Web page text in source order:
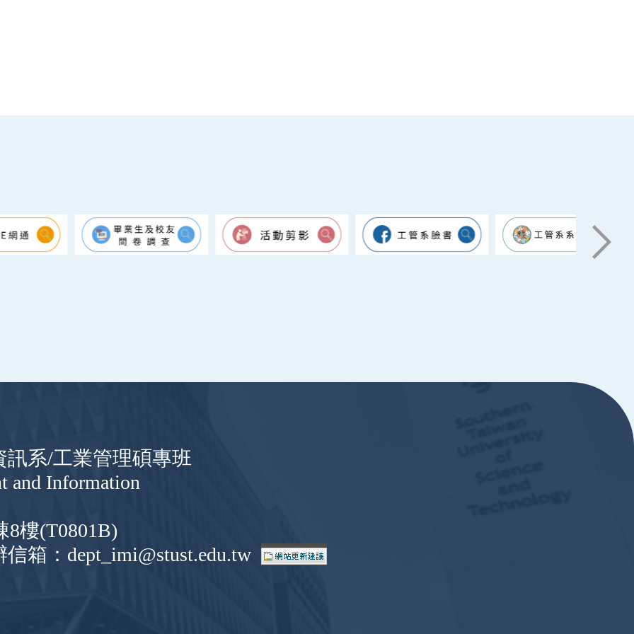
系/工業管理碩專班
and Information
樓(T0801B)
箱：dept_imi@stust.edu.tw